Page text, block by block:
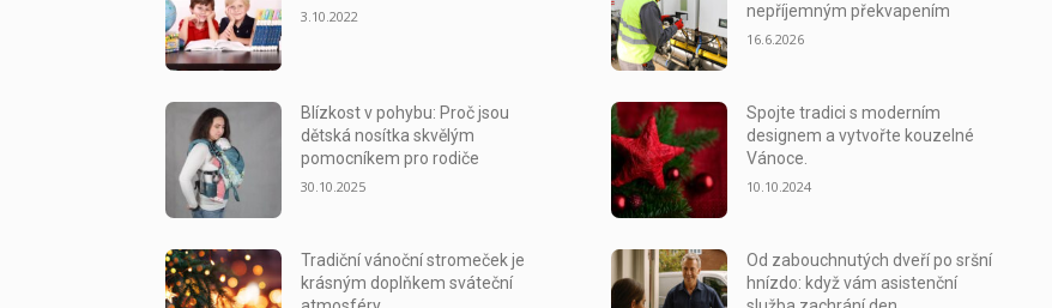
3.10.2022
Blízkost v pohybu: Proč jsou
dětská nosítka skvělým
pomocníkem pro rodiče
30.10.2025
Tradiční vánoční stromeček je
krásným doplňkem sváteční
nepříjemným překvapením
16.6.2026
Spojte tradici s moderním
designem a vytvořte kouzelné
Vánoce.
10.10.2024
Od zabouchnutých dveří po sršní
hnízdo: když vám asistenční